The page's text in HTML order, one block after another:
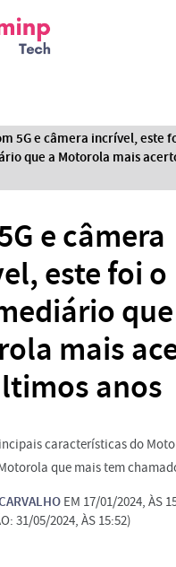
5G e câmera incrível, este
que a Motorola mais
e câmera
este foi o
mais
anos
características do Moto
que mais tem
EM 17/01/2024, ÀS
31/05/2024, ÀS 15:52)